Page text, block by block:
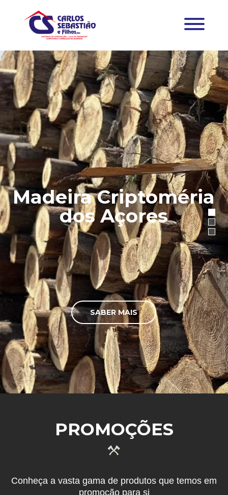
Madeira Criptoméria
dos Açores
SABER MAIS
PROMOÇÕES
Conheça a vasta gama de produtos que temos em
promoção para si